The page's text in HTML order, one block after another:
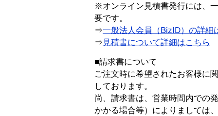
※オンライン見積書発行には、
要です。
⇒一般法人会員（BizID）の詳細
⇒ 見積書について詳細はこちら
■請求書について
ご注文時に希望されたお客様に
しております。
尚、請求書は、営業時間内での
かかる場合等）によりましては